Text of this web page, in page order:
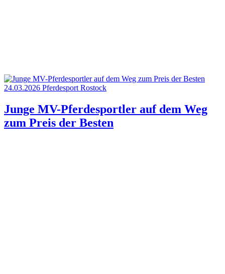
24.03.2026 Pferdesport Rostock
Junge MV-Pferdesportler auf dem Weg
zum Preis der Besten